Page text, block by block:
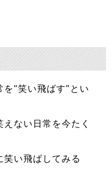
“笑い飛ばす”とい
ない日常を今たく
い飛ばしてみる